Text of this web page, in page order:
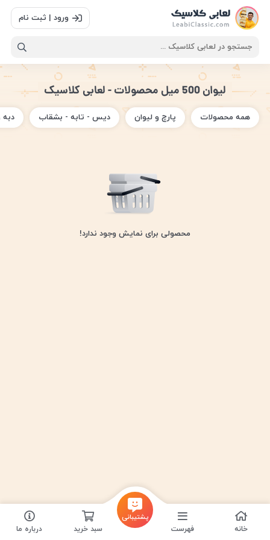
ورود | ثبت نام
لیوان 500 میل محصولات - لعابی کلاسیک
همه محصولات پارچ و لیوان دیس - تابه - بشقاب
محصولی برای نمایش وجود ندارد!
خانه فهرست درباره ما سبد خرید
پشتیبانی